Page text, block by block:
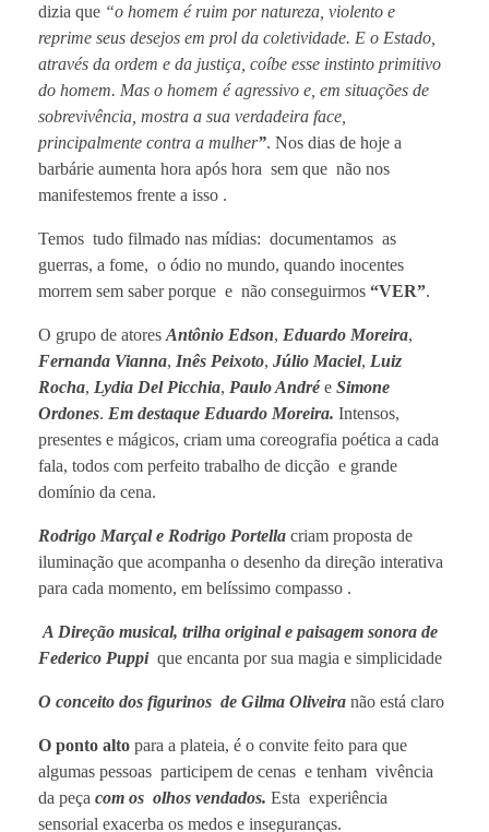
dizia que “o homem é ruim por natureza, violento e
reprime seus desejos em prol da coletividade. E o Estado,
através da ordem e da justiça, coíbe esse instinto primitivo
do homem. Mas o homem é agressivo e, em situações de
sobrevivência, mostra a sua verdadeira face,
principalmente contra a mulher”. Nos dias de hoje a
barbárie aumenta hora após hora sem que não nos
manifestemos frente a isso .
Temos tudo filmado nas mídias: documentamos as
guerras, a fome, o ódio no mundo, quando inocentes
morrem sem saber porque e não conseguirmos “VER”.
O grupo de atores Antônio Edson, Eduardo Moreira,
Fernanda Vianna, Inês Peixoto, Júlio Maciel, Luiz
Rocha, Lydia Del Picchia, Paulo Andrée Simone
Ordones. Em destaque Eduardo Moreira. Intensos,
presentes e mágicos, criam uma coreografia poética a cada
fala, todos com perfeito trabalho de dicção e grande
domínio da cena.
Rodrigo Marçal e Rodrigo Portella criam proposta de
iluminação que acompanha o desenho da direção interativa
para cada momento, em belíssimo compasso .
A Direção musical, trilha original e paisagem sonora de
Federico Puppi que encanta por sua magia e simplicidade
O conceito dos figurinos de Gilma Oliveira não está claro
O ponto alto para a plateia, é o convite feito para que
algumas pessoas participem de cenas e tenham vivência
da peça com os olhos vendados. Esta experiência
sensorial exacerba os medos e inseguranças.